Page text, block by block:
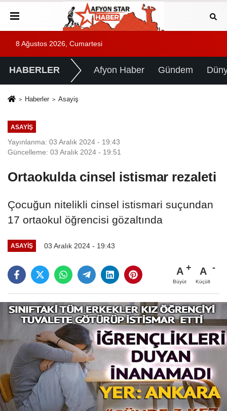
8 Ağustos 2026, Cumartesi
HABERLER Afyon Haber Gündem
Haberler Asayiş
ASAYIŞ
Yayınlanma: 03 Aralık 2024 - 19:43
Güncelleme: 03 Aralık 2024 - 19:51
Ortaokulda cinsel istismar rezaleti
Çocuğun nitelikli cinsel istismari suçundan
17 ortaokul öğrencisi gözaltında
ASAYIŞ 03 Aralık 2024 - 19:43
A
Büyüt
A
Küçült